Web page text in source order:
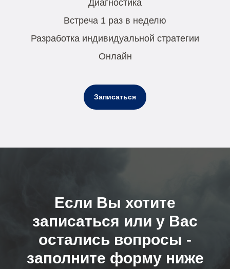
Диагностика
Встреча 1 раз в неделю
Разработка индивидуальной стратегии
Онлайн
Записаться
Если Вы хотите
записаться или у Вас
остались вопросы -
заполните форму ниже